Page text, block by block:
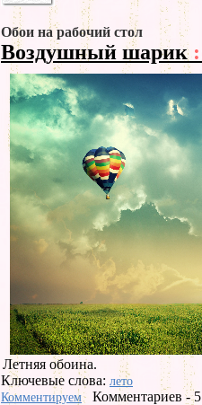
Обои на рабочий стол
Воздушный шарик
Летняя обоина.
Ключевые слова: лето
Комментируем
Комментариев - 5